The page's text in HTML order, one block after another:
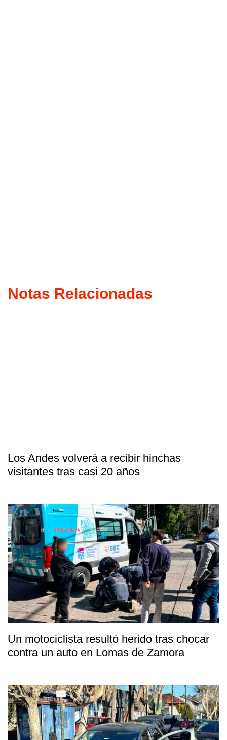
Notas Relacionadas
Los Andes volverá a recibir hinchas
visitantes tras casi 20 años
Un motociclista resultó herido tras chocar
contra un auto en Lomas de Zamora